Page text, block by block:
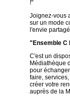
!"
Joignez-vous
sur un mode
l'envie
"Ensemble C
C'est un
Médiathèque
pour
faire,
créer votre
auprès de la